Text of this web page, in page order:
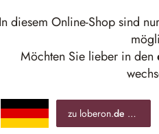
Kranz und
In diesem Online-Shop sind
Möchten Sie lieber in den
zu loberon.de